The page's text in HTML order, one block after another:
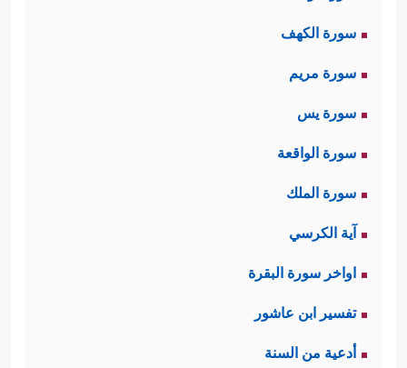
سورة الكهف
سورة مريم
سورة يس
سورة الواقعة
سورة الملك
آية الكرسي
اواخر سورة البقرة
تفسير ابن عاشور
أدعية من السنة